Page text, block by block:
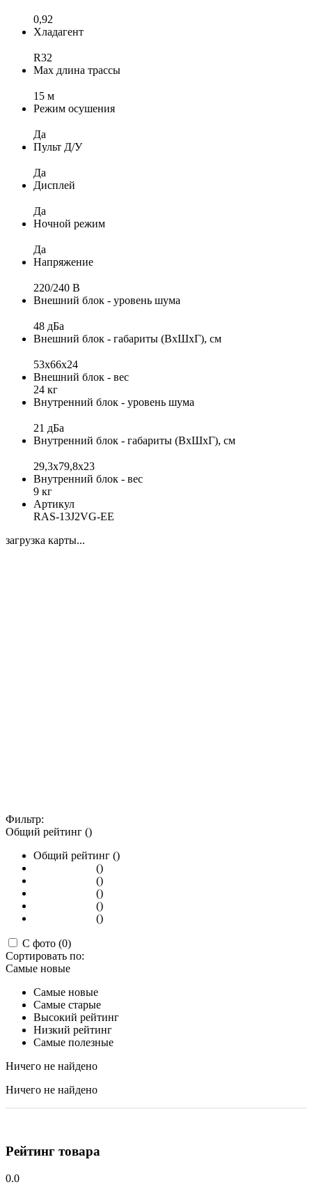
0,92
Хладагент
R32
Max длина трассы
15 м
Режим осушения
Да
Пульт Д/У
Да
Дисплей
Да
Ночной режим
Да
Напряжение
220/240 B
Внешний блок - уровень шума
48 дБа
Внешний блок - габариты (ВхШхГ), см
53х66x24
Внешний блок - вес
24 кг
Внутренний блок - уровень шума
21 дБа
Внутренний блок - габариты (ВхШхГ), см
29,3x79,8x23
Внутренний блок - вес
9 кг
Артикул
RAS-13J2VG-EE
загрузка карты...
Фильтр:
Общий рейтинг ()
Общий рейтинг ()
()
()
()
()
()
С фото (0)
Сортировать по:
Самые новые
Самые новые
Самые старые
Высокий рейтинг
Низкий рейтинг
Самые полезные
Ничего не найдено
Ничего не найдено
Рейтинг товара
0.0